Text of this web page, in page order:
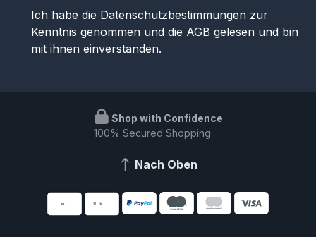
Ich habe die Datenschutzbestimmungen zur
Kenntnis genommen und die AGB gelesen und bin
mit ihnen einverstanden.
Shop with Confidence
100% Secured Shopping
Nach Oben